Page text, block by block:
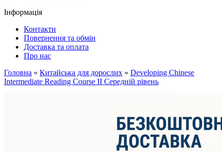
Інформація
Контакти
Повернення та обмін
Доставка та оплата
Про нас
Головна » Китайська для дорослих » Developing Chinese
Intermediate Reading Course II Середній рівень